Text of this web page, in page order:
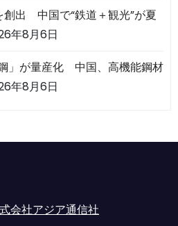
創出 中国で“鉄道＋観光”が夏
年8月6日
」が量産化 中国、高機能鋼材
年8月6日
会社アジア通信社